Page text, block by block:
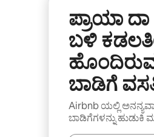
ಪ್ರಾಯಾ
ಬಳಿ
ಬಾಡಿಗೆ
Airbnb ಯಲ್ಲಿ
ಬಾಡಿಗೆಗಳನ್ನು ಹುಡುಕಿ